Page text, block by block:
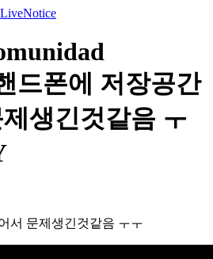
LiveNotice
드폰에 저장공간
생긴것같음 ㅜ
서 문제생긴것같음 ㅜㅜ